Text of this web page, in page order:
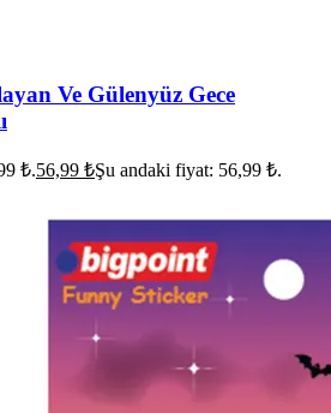
Ve Gülenyüz Gece
₺.56,99 ₺Şu andaki fiyat: 56,99 ₺.